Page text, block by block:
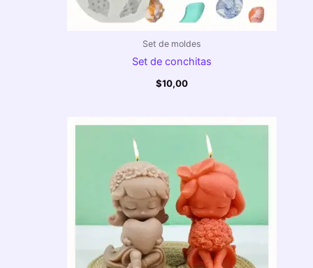
Set de moldes
Set de conchitas
$10,00